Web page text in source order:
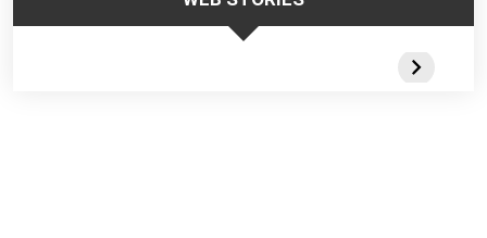
Trabalhar no
Responsabilidade
Portateis